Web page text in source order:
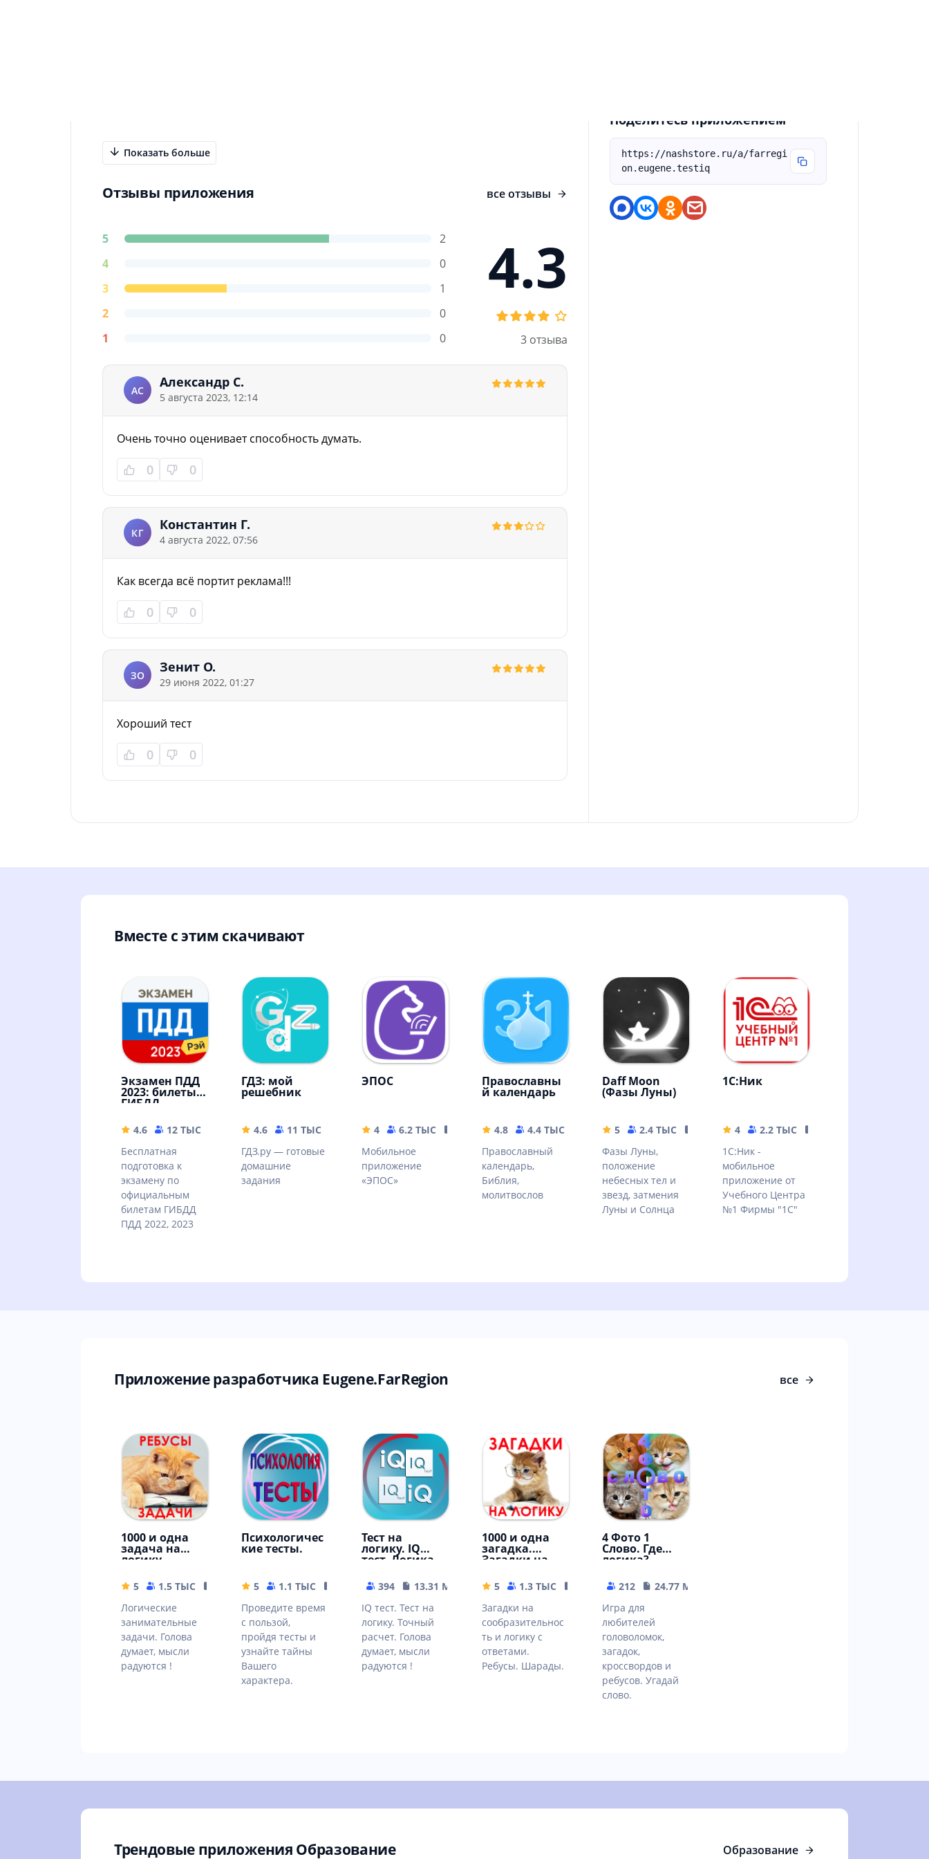
Показать больше
Отзывы приложения все отзывы
5
2
4
0
3
1
2
0
1
0
4.3
3 отзыва
АС
Александр С.
5 августа 2023, 12:14
Очень точно оценивает способность думать.
0 0
КГ
Константин Г.
4 августа 2022, 07:56
Как всегда всё портит реклама!!!
0 0
ЗО
Зенит О.
29 июня 2022, 01:27
Хороший тест
0 0
Поделитесь приложением
https://nashstore.ru/a/farregi
on.eugene.testiq
Вместе с этим скачивают
Экзамен ПДД
2023: билеты
ГИБДД
4.6 12 ТЫС
42.85 MB
Бесплатная
подготовка к
экзамену по
официальным
билетам ГИБДД
ПДД 2022, 2023
ГДЗ: мой
решебник
4.6 11 ТЫС
15.56 MB
ГДЗ.ру — готовые
домашние
задания
ЭПОС
4 6.2 ТЫС
31.87 MB
Мобильное
приложение
«ЭПОС»
Православны
й календарь
4.8 4.4 ТЫС
152.94 MB
Православный
календарь,
Библия,
молитвослов
Daff Moon
(Фазы Луны)
5 2.4 ТЫС
13.96 MB
Фазы Луны,
положение
небесных тел и
звезд, затмения
Луны и Солнца
1С:Ник
4 2.2 ТЫС
1С:Ник -
мобильное
приложение от
Учебного Центра
№1 Фирмы "1С"
Приложение разработчика Eugene.FarRegion все
1000 и одна
задача на
логику.
ые задачи
5 1.5 ТЫС
31.14 MB
Логические
занимательные
задачи. Голова
думает, мысли
радуются !
Психологичес
кие тесты.
5 1.1 ТЫС
13.66 MB
Проведите время
с пользой,
пройдя тесты и
узнайте тайны
Вашего
характера.
Тест на
логику. IQ
тест. Логика,
394
13.31 MB
IQ тест. Тест на
логику. Точный
расчет. Голова
думает, мысли
радуются !
1000 и одна
загадка.
Загадки на
5 1.3 ТЫС
14.57 MB
Загадки на
сообразительнос
ть и логику с
ответами.
Ребусы. Шарады.
4 Фото 1
Слово. Где
логика?
212
24.77 MB
Игра для
любителей
головоломок,
загадок,
кроссвордов и
ребусов. Угадай
слово.
Трендовые приложения Образование Образование